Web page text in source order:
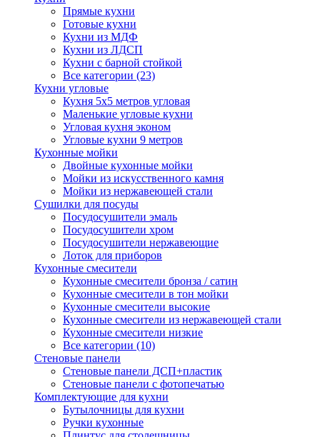
Прямые кухни
Готовые кухни
Кухни из МДФ
Кухни из ЛДСП
Кухни с барной стойкой
Все категории (23)
Кухни угловые
Кухня 5х5 метров угловая
Маленькие угловые кухни
Угловая кухня эконом
Угловые кухни 9 метров
Кухонные мойки
Двойные кухонные мойки
Мойки из искусственного камня
Мойки из нержавеющей стали
Сушилки для посуды
Посудосушители эмаль
Посудосушители хром
Посудосушители нержавеющие
Лоток для приборов
Кухонные смесители
Кухонные смесители бронза / сатин
Кухонные смесители в тон мойки
Кухонные смесители высокие
Кухонные смесители из нержавеющей стали
Кухонные смесители низкие
Все категории (10)
Стеновые панели
Стеновые панели ДСП+пластик
Стеновые панели с фотопечатью
Комплектующие для кухни
Бутылочницы для кухни
Ручки кухонные